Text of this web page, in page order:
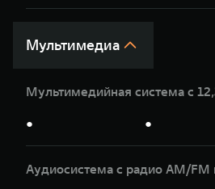
Мультимедиа
Мультимедийная система с
● ●
Аудиосистема с радио AM/